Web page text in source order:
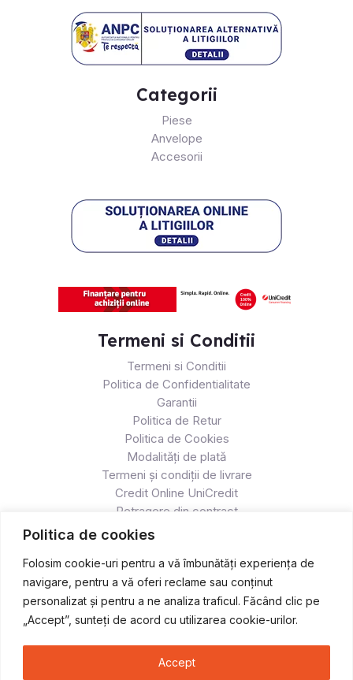
Politica de cookies
Folosim cookie-uri pentru a vă îmbunătăți experiența de
navigare, pentru a vă oferi reclame sau conținut
personalizat și pentru a ne analiza traficul. Făcând clic pe
„Accept”, sunteți de acord cu utilizarea cookie-urilor.
Accept
Categorii
Piese
Anvelope
Accesorii
Termeni si Conditii
Termeni si Conditii
Politica de Confidentialitate
Garantii
Politica de Retur
Politica de Cookies
Modalități de plată
Termeni și condiții de livrare
Credit Online UniCredit
Retragere din contract